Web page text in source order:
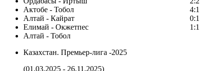
Актобе - Тобол
4:1
Алтай - Кайрат
0:1
Елимай - Окжетпес
1:1
Алтай - Тобол
Казахстан. Премьер-лига -2025
(01.03.2025 - 26.11.2025)